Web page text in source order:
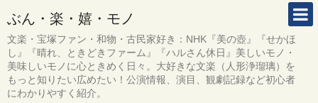
ぶん・楽・嬉・モノ
文楽・宝塚ファン・和物・古民家好き：NHK『美の壺』『せかほ
し』『晴れ、ときどきファーム』『ハルさん休日』美しいモノ・
美味しいモノに心ときめく日々。大好きな文楽（人形浄瑠璃）を
もっと知りたい広めたい！公演情報、演目、観劇記録など初心者
にわかりやすく紹介。